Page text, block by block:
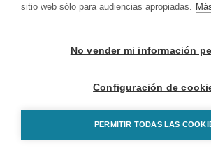
sitio web sólo para audiencias apropiadas.
No vender mi información
Configuración de
PERMITIR TODAS LAS